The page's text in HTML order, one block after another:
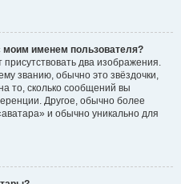
моим именем пользователя?
два изображения.
званию, обычно это звёздочки,
то, сколько сообщений вы
Другое, обычно более
и обычно уникально для